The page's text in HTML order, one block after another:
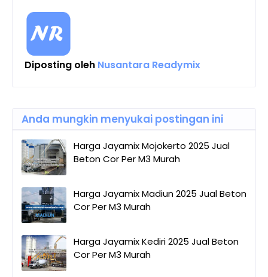
Diposting oleh Nusantara Readymix
Anda mungkin menyukai postingan ini
Harga Jayamix Mojokerto 2025 Jual
Beton Cor Per M3 Murah
Harga Jayamix Madiun 2025 Jual Beton
Cor Per M3 Murah
Harga Jayamix Kediri 2025 Jual Beton
Cor Per M3 Murah